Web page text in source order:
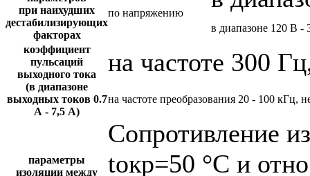
при наихудших
дестабилизирующих
факторах
по напряжению
в диапазоне 120 В -
коэффициент
пульсаций
выходного тока
(в диапазоне
выходных токов 0.7
А - 7,5 А)
на частоте 300
на частоте преобразования 20 - 100 кГц,
параметры
изоляции между
Сопротивление
tокр=50 °С и